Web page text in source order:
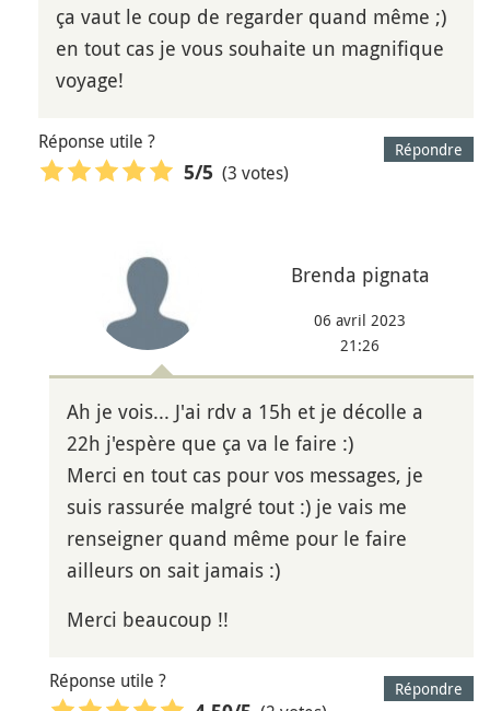
ça vaut le coup de regarder quand même ;)
en tout cas je vous souhaite un magnifique
voyage!
Répondre
Réponse utile ?
5/5 (3 votes)
Brenda pignata
06 avril 2023
21:26
Ah je vois... J'ai rdv a 15h et je décolle a
22h j'espère que ça va le faire :)
Merci en tout cas pour vos messages, je
suis rassurée malgré tout :) je vais me
renseigner quand même pour le faire
ailleurs on sait jamais :)
Merci beaucoup !!
Répondre
Réponse utile ?